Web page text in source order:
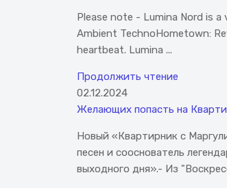
Please note - Lumina Nord is a
Ambient TechnoHometown:
heartbeat. Lumina ...
Продолжить чтение
02.12.2024
Желающих попасть на
​Новый «Квартирник с
песен и сооснователь
выходного дня».- Из